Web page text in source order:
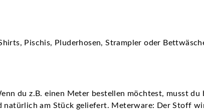
Pischis, Pluderhosen, Strampler oder
du z.B. einen Meter bestellen möchtest, musst du
natürlich am Stück geliefert. Meterware: Der Stoff